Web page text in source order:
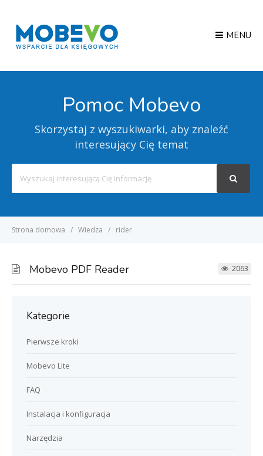
MENU
Pomoc Mobevo
Skorzystaj z wyszukiwarki, aby znaleźć
interesujący Cię temat
For
Strona domowa Wiedza rider
Mobevo PDF Reader 2063
Kategorie
Pierwsze kroki
Mobevo Lite
FAQ
Instalacja i konfiguracja
Narzędzia